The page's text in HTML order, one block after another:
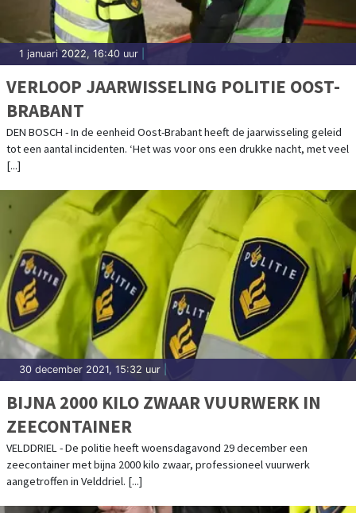
1 januari 2022, 16:40 uur
VERLOOP JAARWISSELING POLITIE OOST-
BRABANT
DEN BOSCH - In de eenheid Oost-Brabant heeft de jaarwisseling geleid
tot een aantal incidenten. ‘Het was voor ons een drukke nacht, met veel
[...]
30 december 2021, 15:32 uur
BIJNA 2000 KILO ZWAAR VUURWERK IN
ZEECONTAINER
VELDDRIEL - De politie heeft woensdagavond 29 december een
zeecontainer met bijna 2000 kilo zwaar, professioneel vuurwerk
aangetroffen in Velddriel. [...]